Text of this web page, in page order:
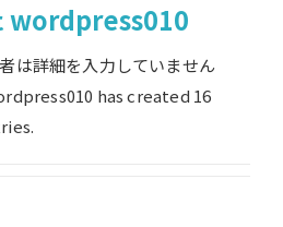
wordpress010
は詳細を入力していません
has created 16